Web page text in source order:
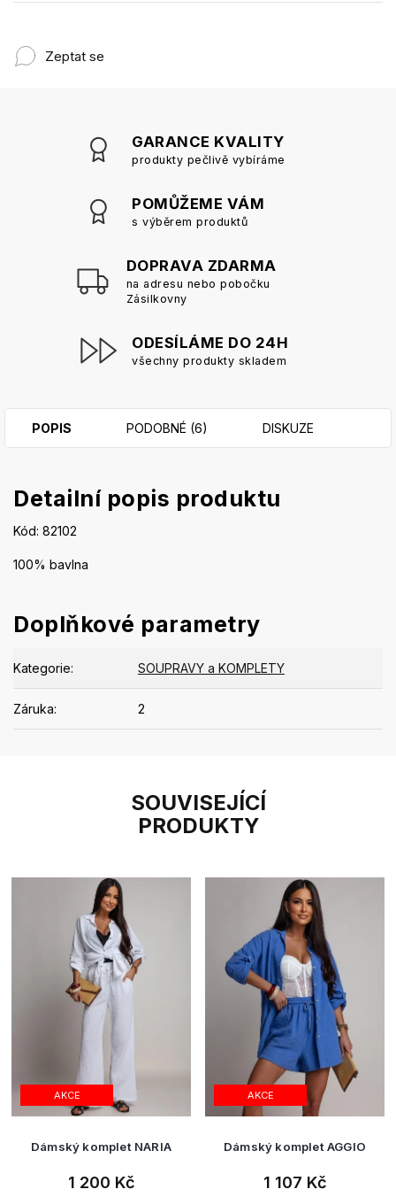
Zeptat se
GARANCE KVALITY
produkty pečlivě vybíráme
POMŮŽEME VÁM
s výběrem produktů
DOPRAVA ZDARMA
na adresu nebo pobočku
Zásilkovny
ODESÍLÁME DO 24H
všechny produkty skladem
SOUVISEJÍCÍ
PRODUKTY
AKCE
Dámský komplet NARIA
1 200 Kč
AKCE
Dámský komplet AGGIO
1 107 Kč
POPIS PODOBNÉ (6) DISKUZE
Detailní popis produktu
Kód: 82102
100% bavlna
Doplňkové parametry
Kategorie: SOUPRAVY a KOMPLETY
Záruka: 2